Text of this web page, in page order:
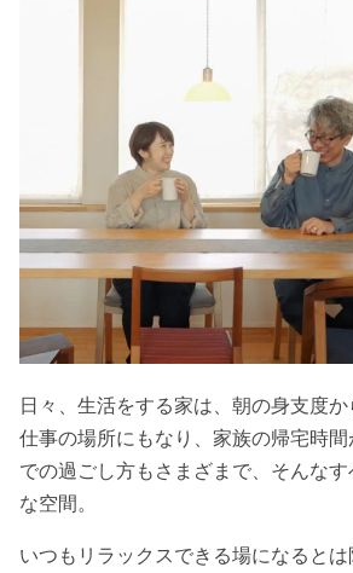
日々、生活をする家は、朝の身支度
仕事の場所にもなり、 家族の帰宅時
での過ごし方もさまざまで、そんな
な空間。
いつもリラックスできる場になると